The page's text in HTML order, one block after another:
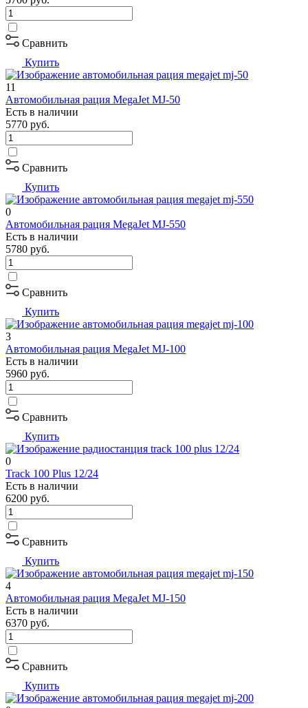
Сравнить
Купить
11
Автомобильная рация MegaJet MJ-50
Есть в наличии
5770 руб.
Сравнить
Купить
0
Автомобильная рация MegaJet MJ-550
Есть в наличии
5780 руб.
Сравнить
Купить
3
Автомобильная рация MegaJet MJ-100
Есть в наличии
5960 руб.
Сравнить
Купить
0
Track 100 Plus 12/24
Есть в наличии
6200 руб.
Сравнить
Купить
4
Автомобильная рация MegaJet MJ-150
Есть в наличии
6370 руб.
Сравнить
Купить